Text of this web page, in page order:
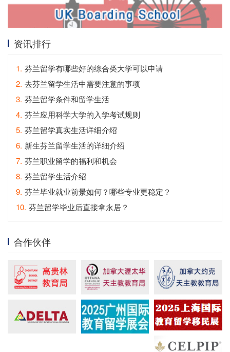
资讯排行
1. 芬兰留学有哪些好的综合类大学可以申请
2. 去芬兰留学生活中需要注意的事项
3. 芬兰留学条件和留学生活
4. 芬兰应用科学大学的入学考试规则
5. 芬兰留学真实生活详细介绍
6. 新生芬兰留学生活的详细介绍
7. 芬兰职业留学的福利和机会
8. 芬兰留学生活介绍
9. 芬兰毕业就业前景如何？哪些专业更稳定？
10. 芬兰留学毕业后直接拿永居？
合作伙伴